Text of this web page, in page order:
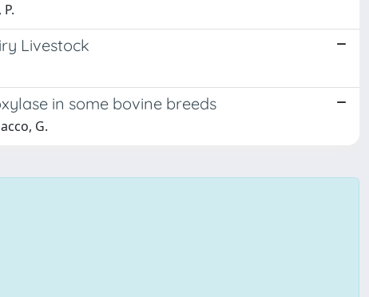
Livestock
in some bovine breeds
G.